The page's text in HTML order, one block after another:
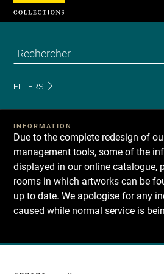
FILTERS
INFORMATION
Due to the complete redesign of
management tools, some of the
displayed in our online catalogue,
rooms in which artworks can be
up to date. We apologise for any
caused while normal service is
Recherche
Cookies management panel